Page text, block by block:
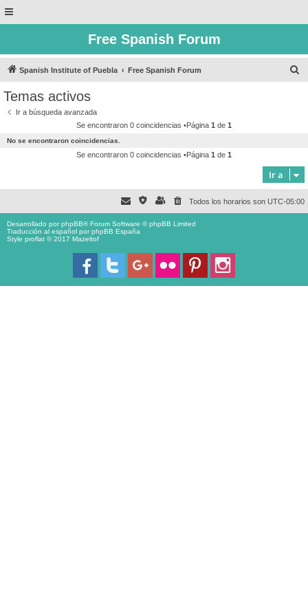
Free Spanish Forum
Spanish Institute of Puebla Free Spanish Forum
Temas activos
Ir a búsqueda avanzada
Se encontraron 0 coincidencias •Página 1 de 1
No se encontraron coincidencias.
Se encontraron 0 coincidencias •Página 1 de 1
Ir a
Todos los horarios son UTC-05:00
Desarrollado porphpBB® Forum Software © phpBB Limited
Traducción al español porphpBB España
Style proflat © 2017 Mazeltof